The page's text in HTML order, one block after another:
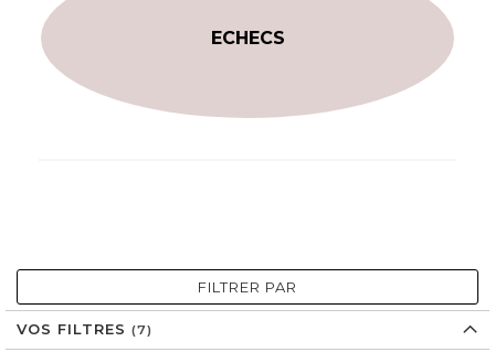
ECHECS
FILTRER PAR
VOS FILTRES